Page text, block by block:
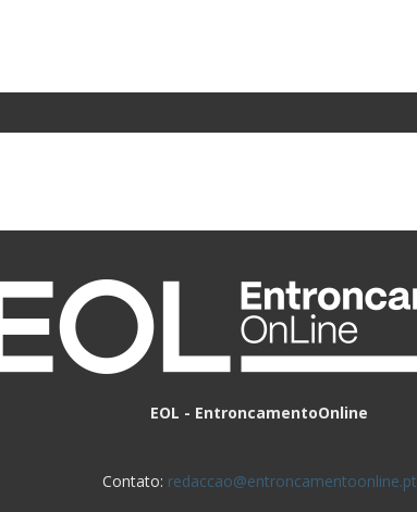
EOL - EntroncamentoOnline
Contato: redaccao@entroncamentoonline.pt